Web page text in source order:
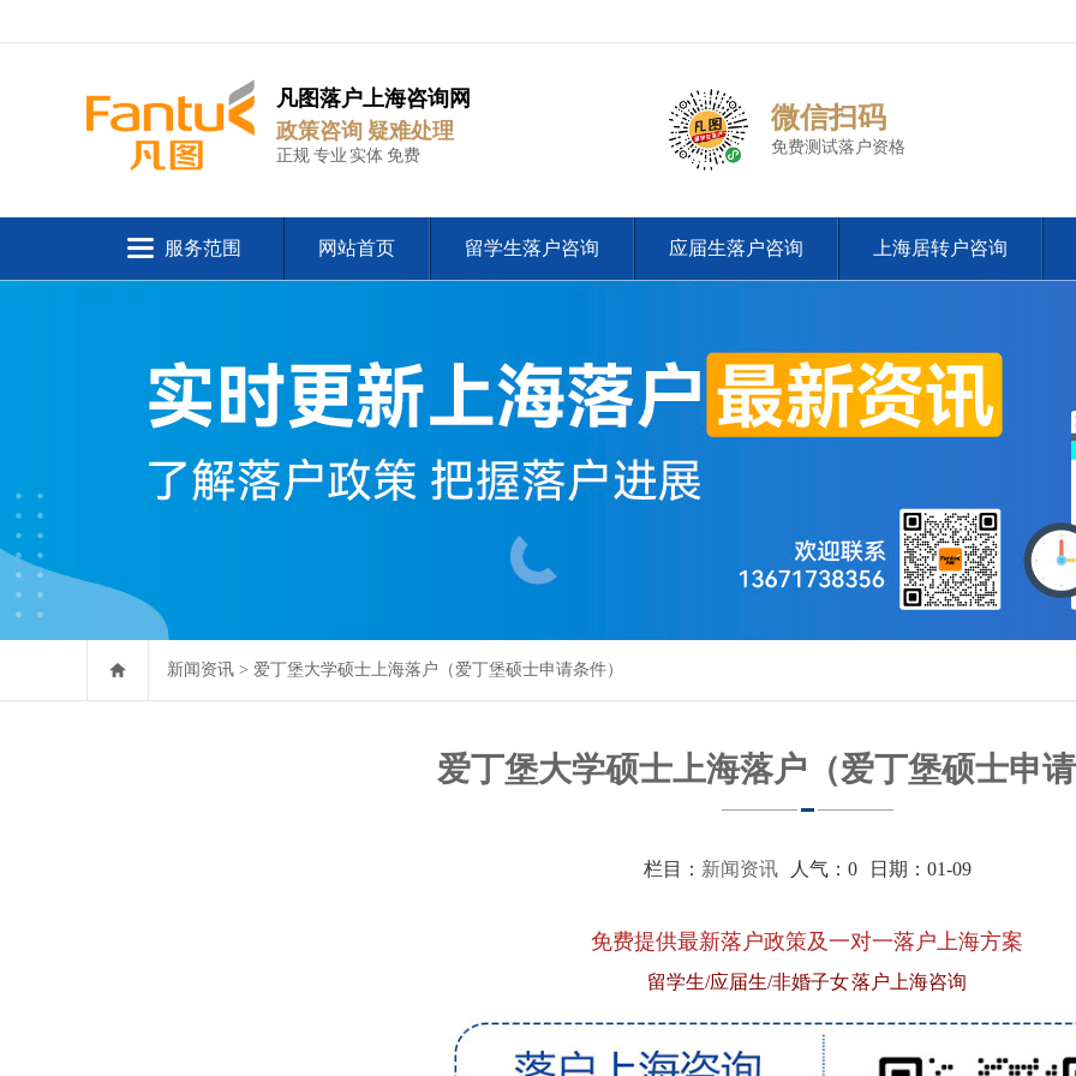
凡图落户上海咨询网
政策咨询 疑难处理
正规 专业 实体 免费
微信扫码
免费测试落户资格
服务范围 网站首页 留学生落户咨询 应届生落户咨询 上海居转户咨询
新闻资讯 > 爱丁堡大学硕士上海落户（爱丁堡硕士申请条件）
爱丁堡大学硕士上海落户（爱丁堡硕士申
栏目： 新闻资讯人气： 0日期：01-09
免费提供最新落户政策及一对一落户上海方案
留学生/应届生/非婚子女 落户上海咨询